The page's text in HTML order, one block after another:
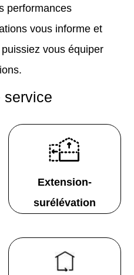
performances
vous informe et
vous équiper
service
Extension-
surélévation